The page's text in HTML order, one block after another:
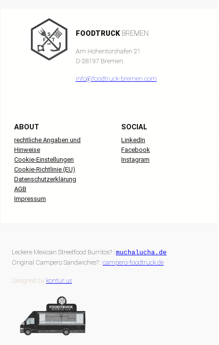
FOODTRUCK BREMEN
Am Hohentorshafen 21
D-28197 Bremen
info@foodtruck-bremen.com
ABOUT
rechtliche Angaben und
Hinweise
Cookie-Einstellungen
Cookie-Richtlinie (EU)
Datenschutzerklärung
AGB
Impressum
SOCIAL
LinkedIn
Facebook
Instagram
Leckere Mexican Streetfood Burritos? : muchalucha.de
Original Campero Sandwiches? : campero-foodtruck.de
Designed by kontur.us